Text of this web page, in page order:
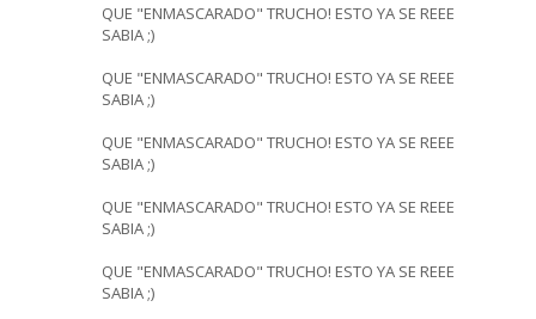
QUE "ENMASCARADO" TRUCHO! ESTO YA SE REEE
SABIA ;)
QUE "ENMASCARADO" TRUCHO! ESTO YA SE REEE
SABIA ;)
QUE "ENMASCARADO" TRUCHO! ESTO YA SE REEE
SABIA ;)
QUE "ENMASCARADO" TRUCHO! ESTO YA SE REEE
SABIA ;)
QUE "ENMASCARADO" TRUCHO! ESTO YA SE REEE
SABIA ;)